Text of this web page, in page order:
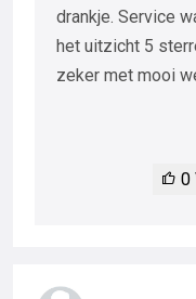
drankje. Service
het uitzicht 5
zeker met mooi
0